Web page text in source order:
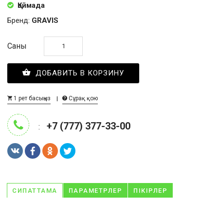
Қоймада
Бренд: GRAVIS
Саны
ДОБАВИТЬ В КОРЗИНУ
1 рет басыңыз Сұрақ қою
: +7 (777) 377-33-00
СИПАТТАМА ПАРАМЕТРЛЕР ПІКІРЛЕР